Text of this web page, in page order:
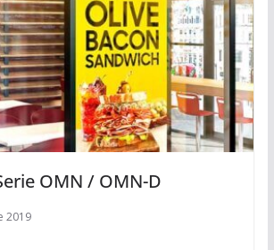
OMN / OMN-D
2019